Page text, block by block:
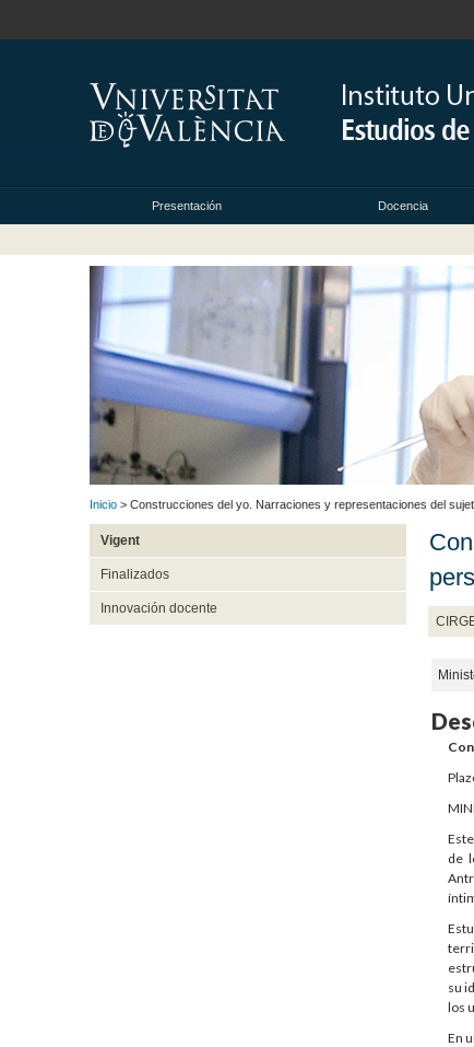
Presentación Docencia
Inicio > Construcciones del yo. Narraciones y representaciones del
Vigent
Finalizados
Innovación docente
de
su
los
En